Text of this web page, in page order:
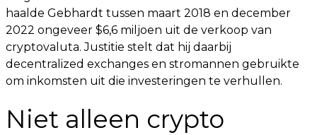
haalde Gebhardt tussen maart 2018 en december
2022 ongeveer $6,6 miljoen uit de verkoop van
cryptovaluta. Justitie stelt dat hij daarbij
decentralized exchanges en stromannen gebruikte
om inkomsten uit die investeringen te verhullen.
Niet alleen crypto